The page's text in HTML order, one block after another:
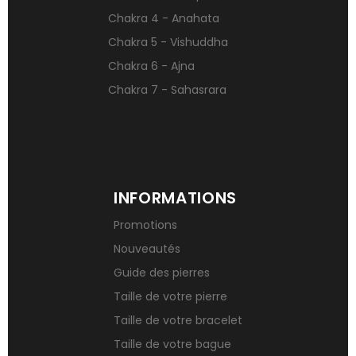
Signification des pierres de naissance
Chakra 4 - Anahata
Chakra 5 - Vishuddha
Chakra 6 - Ajna
Chakra 7 - Sahasrara
INFORMATIONS
Promotions
Nouveautés
Guide des pierres
Taille de votre pierre
Taille de votre bracelet
Taille de votre bague